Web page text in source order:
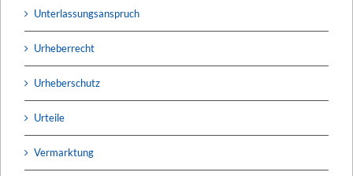
Unterlassungsanspruch
Urheberrecht
Urheberschutz
Urteile
Vermarktung